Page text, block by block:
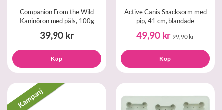
Companion From the Wild
Kaninöron med päls, 100g
39,90 kr
Köp
Active Canis Snacksorm med
pip, 41 cm, blandade
49,90 kr 99,90 kr
Köp
Kampanj